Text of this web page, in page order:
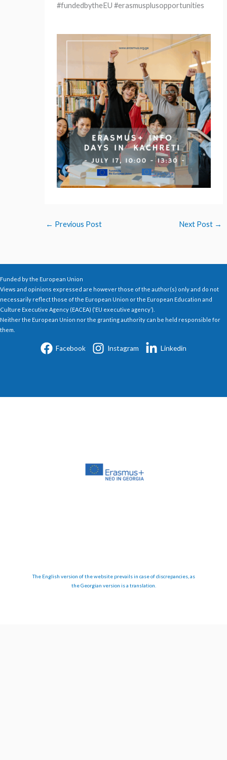
#fundedbytheEU #erasmusplusopportunities
← Previous Post Next Post →
Funded by the European Union
Views and opinions expressed are however those of the author(s) only and do not
necessarily reflect those of the European Union or the European Education and
Culture Executive Agency (EACEA) (‘EU executive agency’).
Neither the European Union nor the granting authority can be held responsible for
them.
Facebook Instagram Linkedin
The English version of the website prevails in case of discrepancies, as
the Georgian version is a translation.